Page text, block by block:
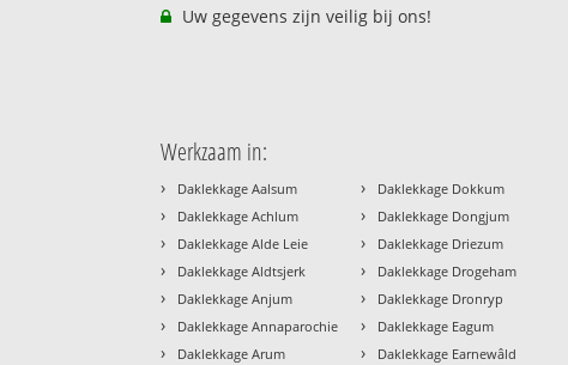
Uw gegevens zijn veilig bij ons!
Werkzaam in:
› Daklekkage Aalsum
› Daklekkage Achlum
› Daklekkage Alde Leie
› Daklekkage Aldtsjerk
› Daklekkage Anjum
› Daklekkage Annaparochie
› Daklekkage Arum
› Daklekkage Dokkum
› Daklekkage Dongjum
› Daklekkage Driezum
› Daklekkage Drogeham
› Daklekkage Dronryp
› Daklekkage Eagum
› Daklekkage Earnewâld